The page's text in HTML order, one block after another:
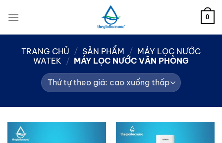
0
TRANG CHỦ / SẢN PHẨM / MÁY LỌC NƯỚC
WATEK / MÁY LỌC NƯỚC VĂN PHÒNG